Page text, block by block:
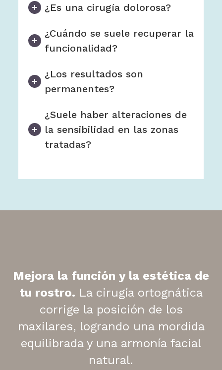
¿Es una cirugía dolorosa?
¿Cuándo se suele recuperar la
funcionalidad?
¿Los resultados son
permanentes?
¿Suele haber alteraciones de
la sensibilidad en las zonas
tratadas?
Mejora la función y la estética de
tu rostro. La cirugía ortognática
corrige la posición de los
maxilares, logrando una mordida
equilibrada y una armonía facial
natural.